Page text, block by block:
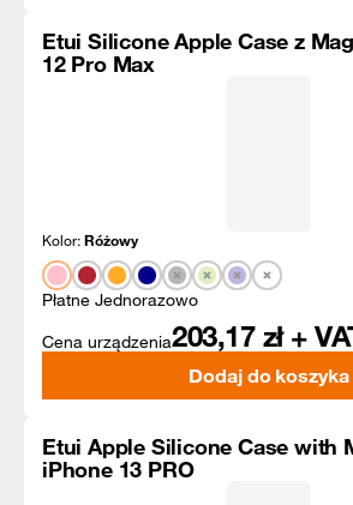
Etui Silicone Apple Case z
12 Pro Max
Kolor:Różowy
Płatne Jednorazowo
Cena urządzenia203,17 zł +
Dodaj do koszyka
Etui Apple Silicone Case with
iPhone 13 PRO